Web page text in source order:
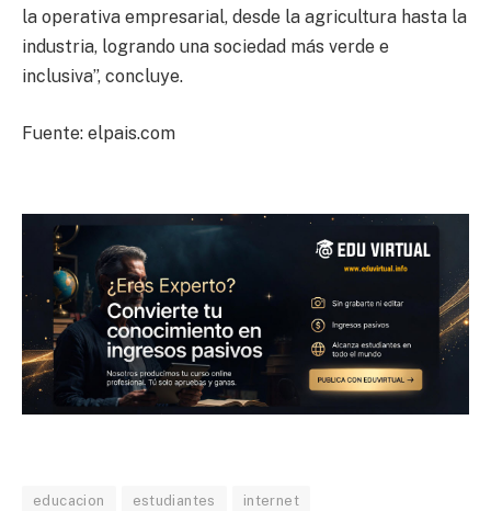
la operativa empresarial, desde la agricultura hasta la
industria, logrando una sociedad más verde e
inclusiva”, concluye.
Fuente: elpais.com
educacion estudiantes internet